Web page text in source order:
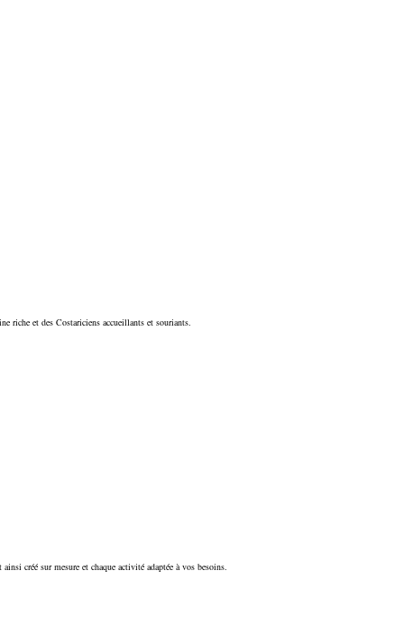
riche et des Costariciens accueillants et souriants.
créé sur mesure et chaque activité adaptée à vos besoins.